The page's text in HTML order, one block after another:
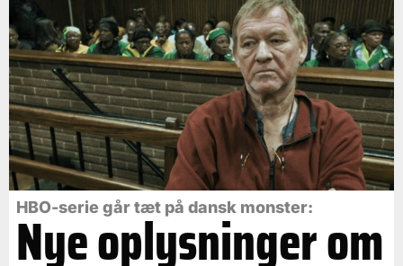
HBO-serie går tæt på dansk monster:
Nye oplysninger om